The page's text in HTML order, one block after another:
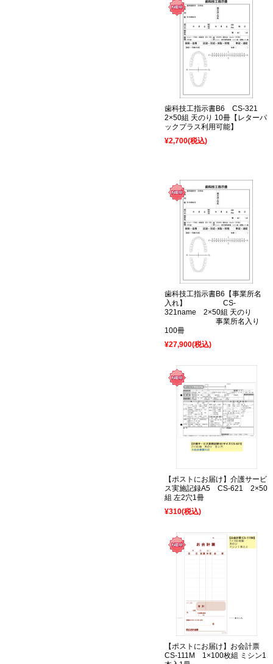
歯科技工指示書B6 CS-321
2×50組 天のり 10冊【レターパ
ックプラス利用可能】
¥2,700(税込)
歯科技工指示書B6【事業所名
入れ】 CS-
321name 2×50組 天のり
事業所名入り
100冊
¥27,900(税込)
【ポストにお届け】介護サービ
ス実施記録A5 CS-621 2×50
組 左2穴1冊
¥310(税込)
【ポストにお届け】お会計票
CS-111M 1×100枚組 ミシン1